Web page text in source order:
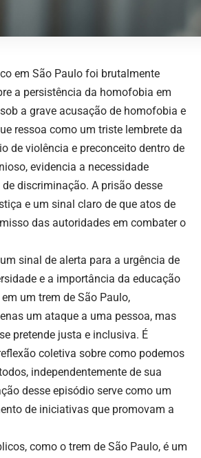
em São Paulo foi brutalmente
a persistência da homofobia em
a grave acusação de homofobia e
ressoa como um triste lembrete da
de violência e preconceito dentro de
evidencia a necessidade
discriminação. A prisão desse
e um sinal claro de que atos de
das autoridades em combater o
sinal de alerta para a urgência de
e a importância da educação
um trem de São Paulo,
um ataque a uma pessoa, mas
pretende justa e inclusiva. É
coletiva sobre como podemos
independentemente de sua
desse episódio serve como um
de iniciativas que promovam a
como o trem de São Paulo, é um